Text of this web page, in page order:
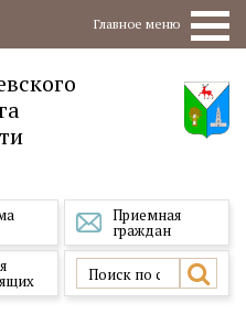
Главное меню
Приемная
граждан